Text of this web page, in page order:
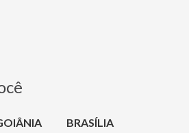
BRASÍLIA